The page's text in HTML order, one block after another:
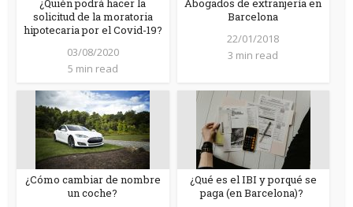
¿Quién podrá hacer la
solicitud de la moratoria
hipotecaria por el Covid-19?
03/08/2020
5 min read
Abogados de extranjería en
Barcelona
22/01/2018
3 min read
¿Cómo cambiar de nombre
un coche?
¿Qué es el IBI y porqué se
paga (en Barcelona)?